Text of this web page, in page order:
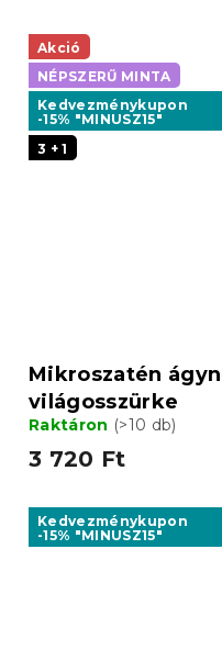
Akció
NÉPSZERŰ MINTA
Kedvezménykupon
-15% "MINUSZ15"
3 + 1
Mikroszatén
világosszürke
Raktáron (>10 db)
3 720 Ft
Kedvezménykupon
-15% "MINUSZ15"